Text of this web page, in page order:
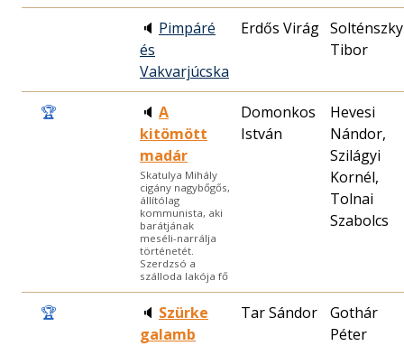
🔈 Pimpáré
és
Vakvarjúcska
Erdős Virág Solténszky
Tibor
🏆 🔈 A
kitömött
madár
Skatulya Mihály
cigány nagybőgős,
állítólag
kommunista, aki
barátjának
meséli-narrálja
történetét.
Szerdzsó a
szálloda lakója fő
Domonkos
István
Hevesi
Nándor,
Szilágyi
Kornél,
Tolnai
Szabolcs
🏆 🔈 Szürke
galamb
Tar Sándor
Gothár
Péter